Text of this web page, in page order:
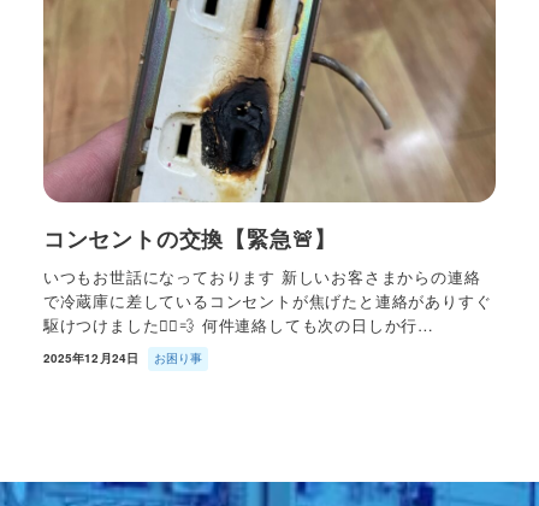
コンセントの交換【緊急🚨】
いつもお世話になっております 新しいお客さまからの連絡
で冷蔵庫に差しているコンセントが焦げたと連絡がありすぐ
駆けつけました🏃‍♂️💨 何件連絡しても次の日しか行…
2025年12月24日 お困り事